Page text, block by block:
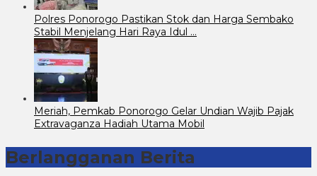
Polres Ponorogo Pastikan Stok dan Harga Sembako
Stabil Menjelang Hari Raya Idul …
Meriah, Pemkab Ponorogo Gelar Undian Wajib Pajak
Extravaganza Hadiah Utama Mobil
Berlangganan Berita